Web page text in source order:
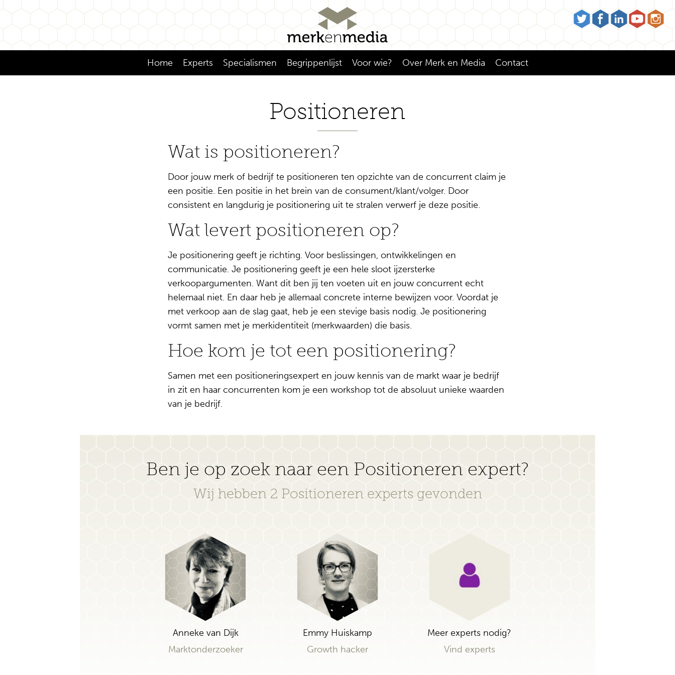
Home Experts Specialismen Begrippenlijst Voor wie? Over Merk en Media Contact
Positioneren
Wat is positioneren?
Door jouw merk of bedrijf te positioneren ten opzichte van de concurrent claim je
een positie. Een positie in het brein van de consument/klant/volger. Door
consistent en langdurig je positionering uit te stralen verwerf je deze positie.
Wat levert positioneren op?
Je positionering geeft je richting. Voor beslissingen, ontwikkelingen en
communicatie. Je positionering geeft je een hele sloot ijzersterke
verkoopargumenten. Want dit ben jij ten voeten uit en jouw concurrent echt
helemaal niet. En daar heb je allemaal concrete interne bewijzen voor. Voordat je
met verkoop aan de slag gaat, heb je een stevige basis nodig. Je positionering
vormt samen met je merkidentiteit (merkwaarden) die basis.
Hoe kom je tot een positionering?
Samen met een positioneringsexpert en jouw kennis van de markt waar je bedrijf
in zit en haar concurrenten kom je een workshop tot de absoluut unieke waarden
van je bedrijf.
Ben je op zoek naar een Positioneren expert?
Wij hebben 2 Positioneren experts gevonden
Anneke van Dijk
Marktonderzoeker
Emmy Huiskamp
Growth hacker
Meer experts nodig?
Vind experts